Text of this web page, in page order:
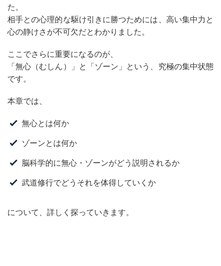
た。
相手との心理的な駆け引きに勝つためには、高い集中力と
心の静けさが不可欠だとわかりました。
ここでさらに重要になるのが、
「無心（むしん）」と「ゾーン」という、究極の集中状態
です。
本章では、
無心とは何か
ゾーンとは何か
脳科学的に無心・ゾーンがどう説明されるか
武道修行でどうそれを体得していくか
について、詳しく探っていきます。